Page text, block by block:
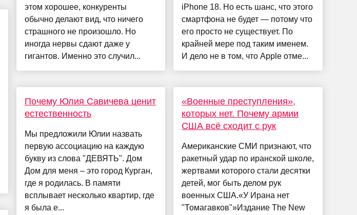
этом хорошее, конкуренты
обычно делают вид, что ничего
страшного не произошло. Но
иногда нервы сдают даже у
гигантов. Именно это случил...
Почему Юлия Савичева ценит
естественность
Мы предложили Юлии назвать
первую ассоциацию на каждую
букву из слова "ДЕВЯТЬ". Дом
Дом для меня – это город Курган,
где я родилась. В памяти
всплывает несколько квартир, где
я была е...
iPhone 18. Но есть шанс, что этого
смартфона не будет — потому что
его просто не существует. По
крайней мере под таким именем.
И дело не в том, что Apple отме...
«Военные преступления»,
которых нет. Почему армии
США всё сходит с рук
Американские СМИ признают, что
ракетный удар по иранской школе,
жертвами которого стали десятки
детей, мог быть делом рук
военных США.«У Ирана нет
"Томагавков"»Издание The New